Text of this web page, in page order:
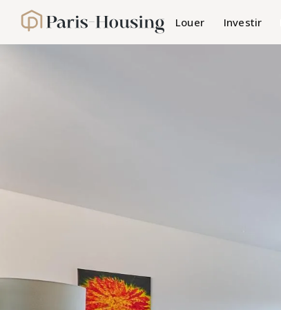
Paris-Housing - Accueil Louer Investir
Panneau de gestion des cookies